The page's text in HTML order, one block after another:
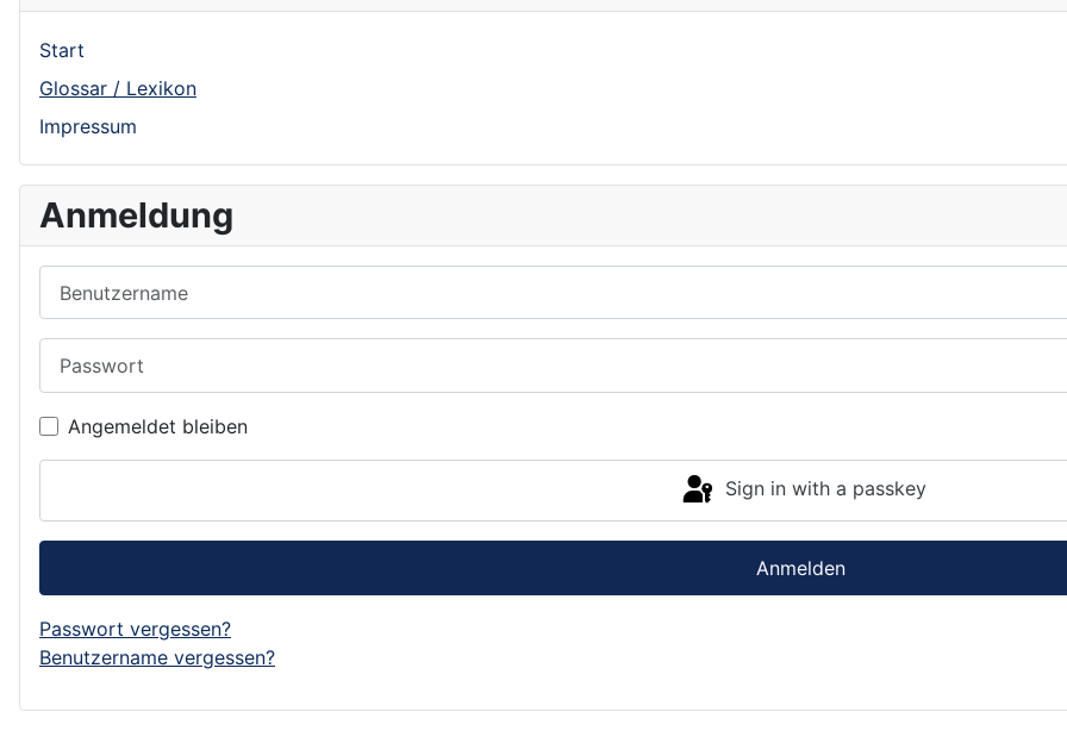
Start
Glossar / Lexikon
Impressum
Anmeldung
Angemeldet bleiben
Sign in with a passkey
Anmelden
Passwort vergessen?
Benutzername vergessen?